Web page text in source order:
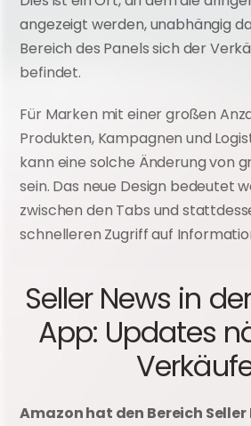
angezeigt werden, unabhängig
Bereich des Panels sich der
befindet.
Für Marken mit einer großen
Produkten, Kampagnen und
kann eine solche Änderung von
sein. Das neue Design bedeutet
zwischen den Tabs und
schnelleren Zugriff auf
Seller News in
App: Updates
Amazon hat den Bereich Seller